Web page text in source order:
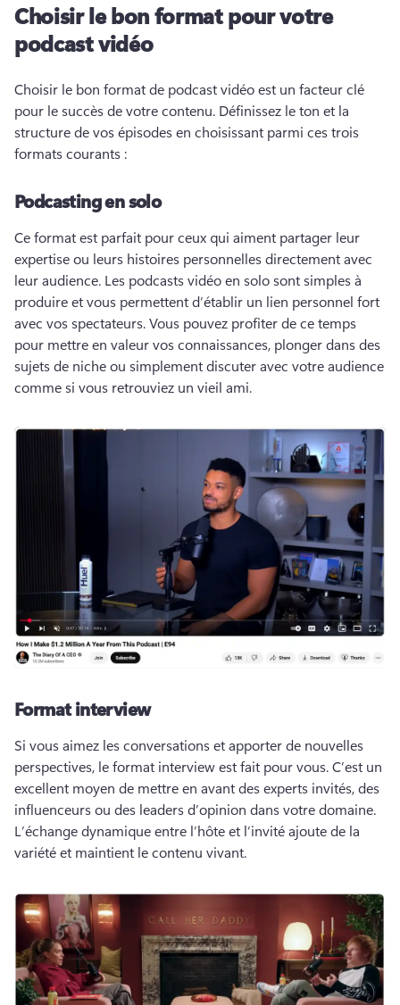
Choisir le bon format pour votre
podcast vidéo
Choisir le bon format de podcast vidéo est un facteur clé
pour le succès de votre contenu. Définissez le ton et la
structure de vos épisodes en choisissant parmi ces trois
formats courants :
Podcasting en solo
Ce format est parfait pour ceux qui aiment partager leur
expertise ou leurs histoires personnelles directement avec
leur audience. Les podcasts vidéo en solo sont simples à
produire et vous permettent d’établir un lien personnel fort
avec vos spectateurs. Vous pouvez profiter de ce temps
pour mettre en valeur vos connaissances, plonger dans des
sujets de niche ou simplement discuter avec votre audience
comme si vous retrouviez un vieil ami.
Format interview
Si vous aimez les conversations et apporter de nouvelles
perspectives, le format interview est fait pour vous. C’est un
excellent moyen de mettre en avant des experts invités, des
L’échange dynamique entre l’hôte et l’invité ajoute de la
variété et maintient le contenu vivant.